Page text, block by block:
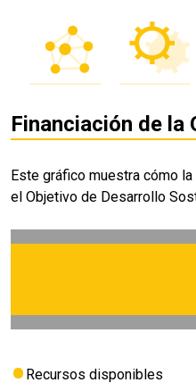
Financiación de la
Este gráfico muestra cómo
el Objetivo de Desarrollo
Recursos disponibles